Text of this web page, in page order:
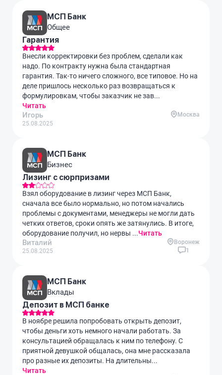
МСП Банк
Общее
Гарантия
Внесли корректировки без проблем, сделали как
надо. По контракту нужна была стандартная
гарантия. Так-то ничего сложного, все типовое. Но на
деле пришлось несколько раз возвращаться к
формулировкам, чтобы заказчик не зав...
Читать
Игорь
25.08.2025
Москва
МСП Банк
Бизнес
Лизинг с сюрпризами
Взял оборудование в лизинг через МСП Банк,
сначала все было нормально, но потом начались
проблемы с документами, менеджеры не могли дать
четких ответов, сроки опять же затянулись. В итоге,
оборудование получил, но нервы ...Читать
Виталий
25.08.2025
Воронеж
1
МСП Банк
Вклады
Депозит в МСП банке
В ноябре решила попробовать открыть депозит,
чтобы деньги хоть немного начали работать. За
консультацией обращалась к ним по телефону. С
приятной девушкой общалась, она мне рассказала
про разные их депозиты. На длительны...
Читать